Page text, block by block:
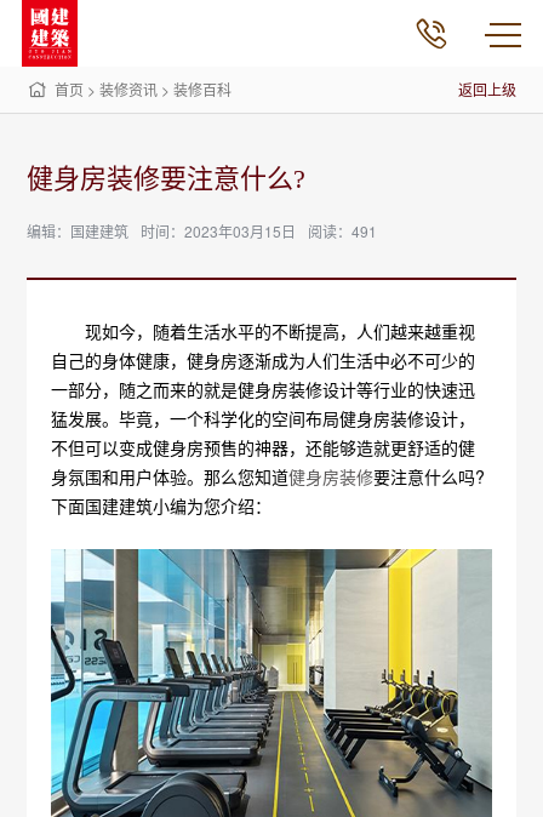
首页 >装修资讯 >装修百科 返回上级
健身房装修要注意什么?
编辑：国建建筑 时间：2023年03月15日 阅读：491
现如今，随着生活水平的不断提高，人们越来越重视
自己的身体健康，健身房逐渐成为人们生活中必不可少的
一部分，随之而来的就是健身房装修设计等行业的快速迅
猛发展。毕竟，一个科学化的空间布局健身房装修设计，
不但可以变成健身房预售的神器，还能够造就更舒适的健
身氛围和用户体验。那么您知道健身房装修要注意什么吗?
下面国建建筑小编为您介绍：